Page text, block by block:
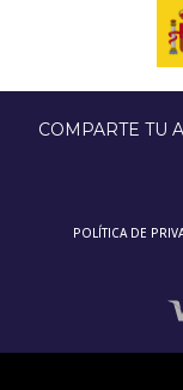
COMPARTE TU
POLÍTICA DE